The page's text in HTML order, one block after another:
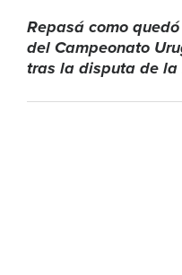
Repasá como
del Campeonato
tras la disputa de la